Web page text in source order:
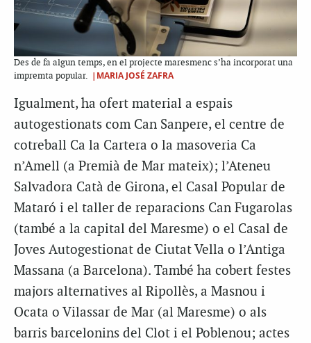
Des de fa algun temps, en el projecte maresmenc s’ha incorporat una
impremta popular. |MARIA JOSÉ ZAFRA
Igualment, ha ofert material a espais
autogestionats com Can Sanpere, el centre de
cotreball Ca la Cartera o la masoveria Ca
n’Amell (a Premià de Mar mateix); l’Ateneu
Salvadora Catà de Girona, el Casal Popular de
Mataró i el taller de reparacions Can Fugarolas
(també a la capital del Maresme) o el Casal de
Joves Autogestionat de Ciutat Vella o l’Antiga
Massana (a Barcelona). També ha cobert festes
majors alternatives al Ripollès, a Masnou i
Ocata o Vilassar de Mar (al Maresme) o als
barris barcelonins del Clot i el Poblenou; actes